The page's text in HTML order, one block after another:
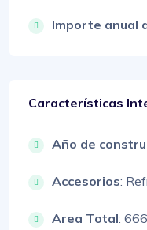
Importe anual
Características
Año de
Accesorios:
Area Total: